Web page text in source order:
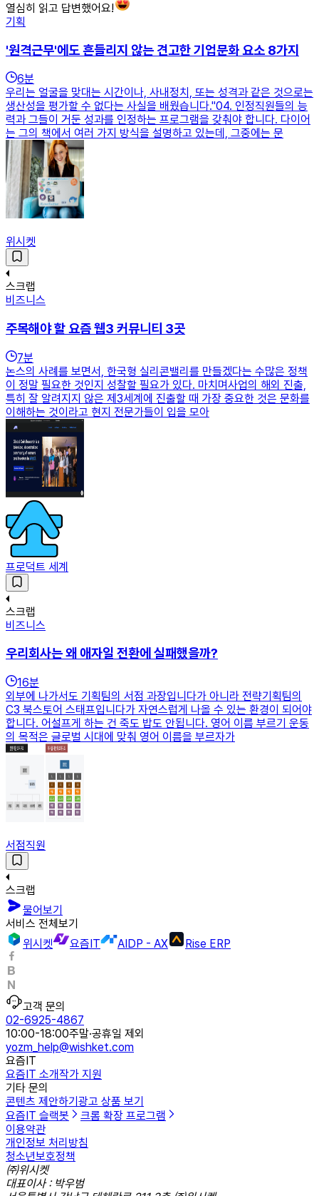
열심히 읽고 답변했어요!
기획
'원격근무'에도 흔들리지 않는 견고한 기업문화 요소 8가지
6분
우리는 얼굴을 맞대는 시간이나, 사내정치, 또는 성격과 같은 것으로는
생산성을 평가할 수 없다는 사실을 배웠습니다."​04. 인정직원들의 능
력과 그들이 거둔 성과를 인정하는 프로그램을 갖춰야 합니다. 다이어
는 그의 책에서 여러 가지 방식을 설명하고 있는데, 그중에는 문
위시켓
스크랩
비즈니스
주목해야 할 요즘 웹3 커뮤니티 3곳
7분
논스의 사례를 보면서, 한국형 실리콘밸리를 만들겠다는 수많은 정책
이 정말 필요한 것인지 성찰할 필요가 있다. 마치며사업의 해외 진출,
특히 잘 알려지지 않은 제3세계에 진출할 때 가장 중요한 것은 문화를
이해하는 것이라고 현지 전문가들이 입을 모아
프로덕트 세계
스크랩
비즈니스
우리회사는 왜 애자일 전환에 실패했을까?
16분
외부에 나가서도 기획팀의 서점 과장입니다가 아니라 전략기획팀의
C3 북스토어 스태프입니다가 자연스럽게 나올 수 있는 환경이 되어야
합니다. 어설프게 하는 건 죽도 밥도 안됩니다. 영어 이름 부르기 운동
의 목적은 글로벌 시대에 맞춰 영어 이름을 부르자가
서점직원
스크랩
물어보기
서비스 전체보기
위시켓
요즘IT AIDP - AX Rise ERP
고객 문의
02-6925-4867
10:00-18:00주말·공휴일 제외
yozm_help@wishket.com
요즘IT
요즘IT 소개작가 지원
기타 문의
콘텐츠 제안하기 광고 상품 보기
요즘IT 슬랙봇
크롬 확장 프로그램
이용약관
개인정보 처리방침
청소년보호정책
㈜위시켓
대표이사 : 박우범